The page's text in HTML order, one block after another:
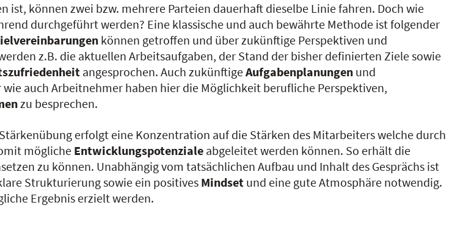
ist, können zwei bzw. mehrere Parteien dauerhaft dieselbe Linie fahren. Doch wie
durchgeführt werden? Eine klassische und auch bewährte Methode ist folgender
können getroffen und über zukünftige Perspektiven und
z.B. die aktuellen Arbeitsaufgaben, der Stand der bisher definierten Ziele sowie
angesprochen. Auch zukünftigeAufgabenplanungen und
auch Arbeitnehmer haben hier die Möglichkeit berufliche Perspektiven,
zu besprechen.
erfolgt eine Konzentration auf die Stärken des Mitarbeiters welche durch
mögliche Entwicklungspotenziale abgeleitet werden können. So erhält die
zu können. Unabhängig vom tatsächlichen Aufbau und Inhalt des Gesprächs ist
Strukturierung sowie ein positivesMindset und eine gute Atmosphäre notwendig.
Ergebnis erzielt werden.